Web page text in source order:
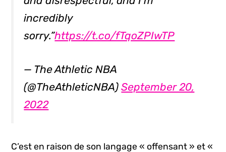
incredibly
sorry.”https://t.co/fTqoZPIwTP
— The Athletic NBA
(@TheAthleticNBA)September 20,
2022
C’est en raison de son langage « offensant » et «